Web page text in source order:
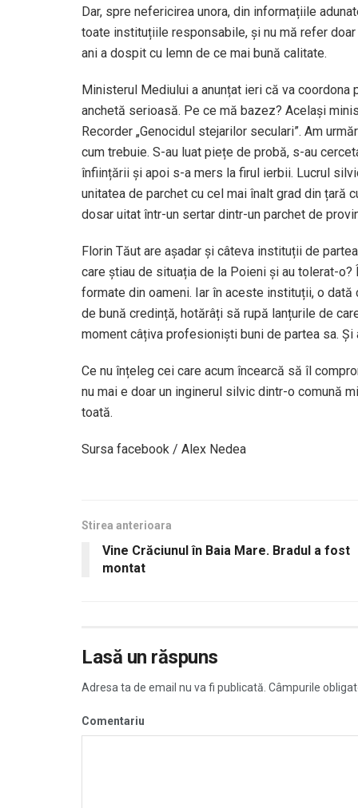
Dar, spre nefericirea unora, din informațiile
toate instituțiile responsabile, și nu mă refer
ani a dospit cu lemn de ce mai bună calitate.
Ministerul Mediului a anunțat ieri că va
anchetă serioasă. Pe ce mă bazez? Același
Recorder „Genocidul stejarilor seculari”. Am
cum trebuie. S-au luat piețe de probă, s-au
înființării și apoi s-a mers la firul ierbii. Lucrul
unitatea de parchet cu cel mai înalt grad din țară
dosar uitat într-un sertar dintr-un parchet de
Florin Tăut are așadar și câteva instituții de
care știau de situația de la Poieni și au tolerat-
formate din oameni. Iar în aceste instituții, o
de bună credință, hotărâți să rupă lanțurile de
moment câțiva profesioniști buni de partea sa. Și
Ce nu înțeleg cei care acum încearcă să îl
nu mai e doar un inginerul silvic dintr-o comună
toată.
Sursa facebook / Alex Nedea
Stirea anterioara
Vine Crăciunul în Baia Mare. Bradul a fost
montat
Lasă un răspuns
Adresa ta de email nu va fi publicată. Câmpurile
Comentariu